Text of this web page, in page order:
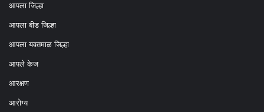
आपला जिल्हा
आपला बीड जिल्हा
आपला यवतमाळ जिल्हा
आपले केज
आरक्षण
आरोग्य